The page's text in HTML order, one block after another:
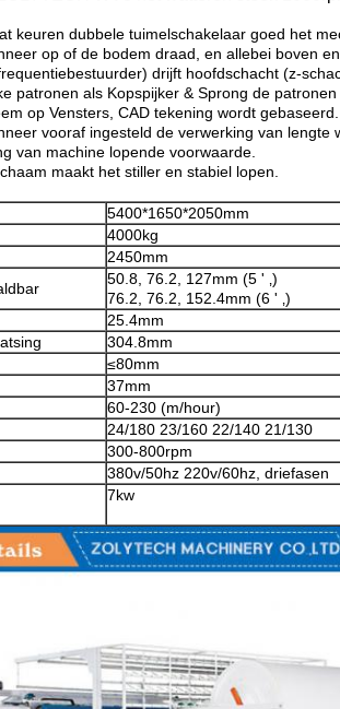
keuren dubbele tuimelschakelaar goed het
op of de bodem draad, en allebei boven
drijft hoofdschacht (z-
patronen als Kopspijker & Sprong de patronen
op Vensters, CAD tekening wordt gebaseerd.
vooraf ingesteld de verwerking van
van machine lopende voorwaarde.
maakt het stiller en stabiel lopen.
5400*1650*2050mm
4000kg
2450mm
50.8, 76.2, 127mm (5 ' ‚)
76.2, 76.2, 152.4mm (6 ' ‚)
25.4mm
304.8mm
≤80mm
37mm
60-230 (m/hour)
24/180 23/160 22/140 21/130
300-800rpm
380v/50hz 220v/60hz, driefasen
7kw